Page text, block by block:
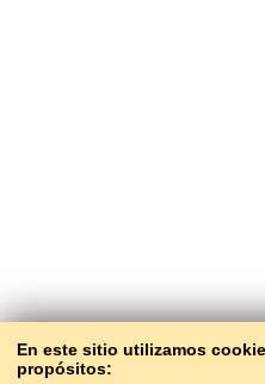
En este sitio utilizamos
propósitos: